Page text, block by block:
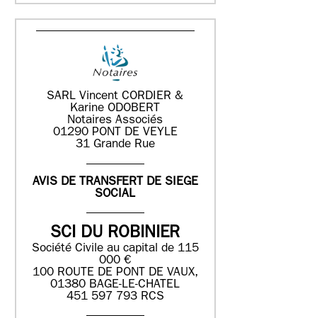
SARL Vincent CORDIER &
Karine ODOBERT
Notaires Associés
01290 PONT DE VEYLE
31 Grande Rue
AVIS DE TRANSFERT DE SIEGE
SOCIAL
SCI DU ROBINIER
Société Civile au capital de 115
000 €
100 ROUTE DE PONT DE VAUX,
01380 BAGE-LE-CHATEL
451 597 793 RCS